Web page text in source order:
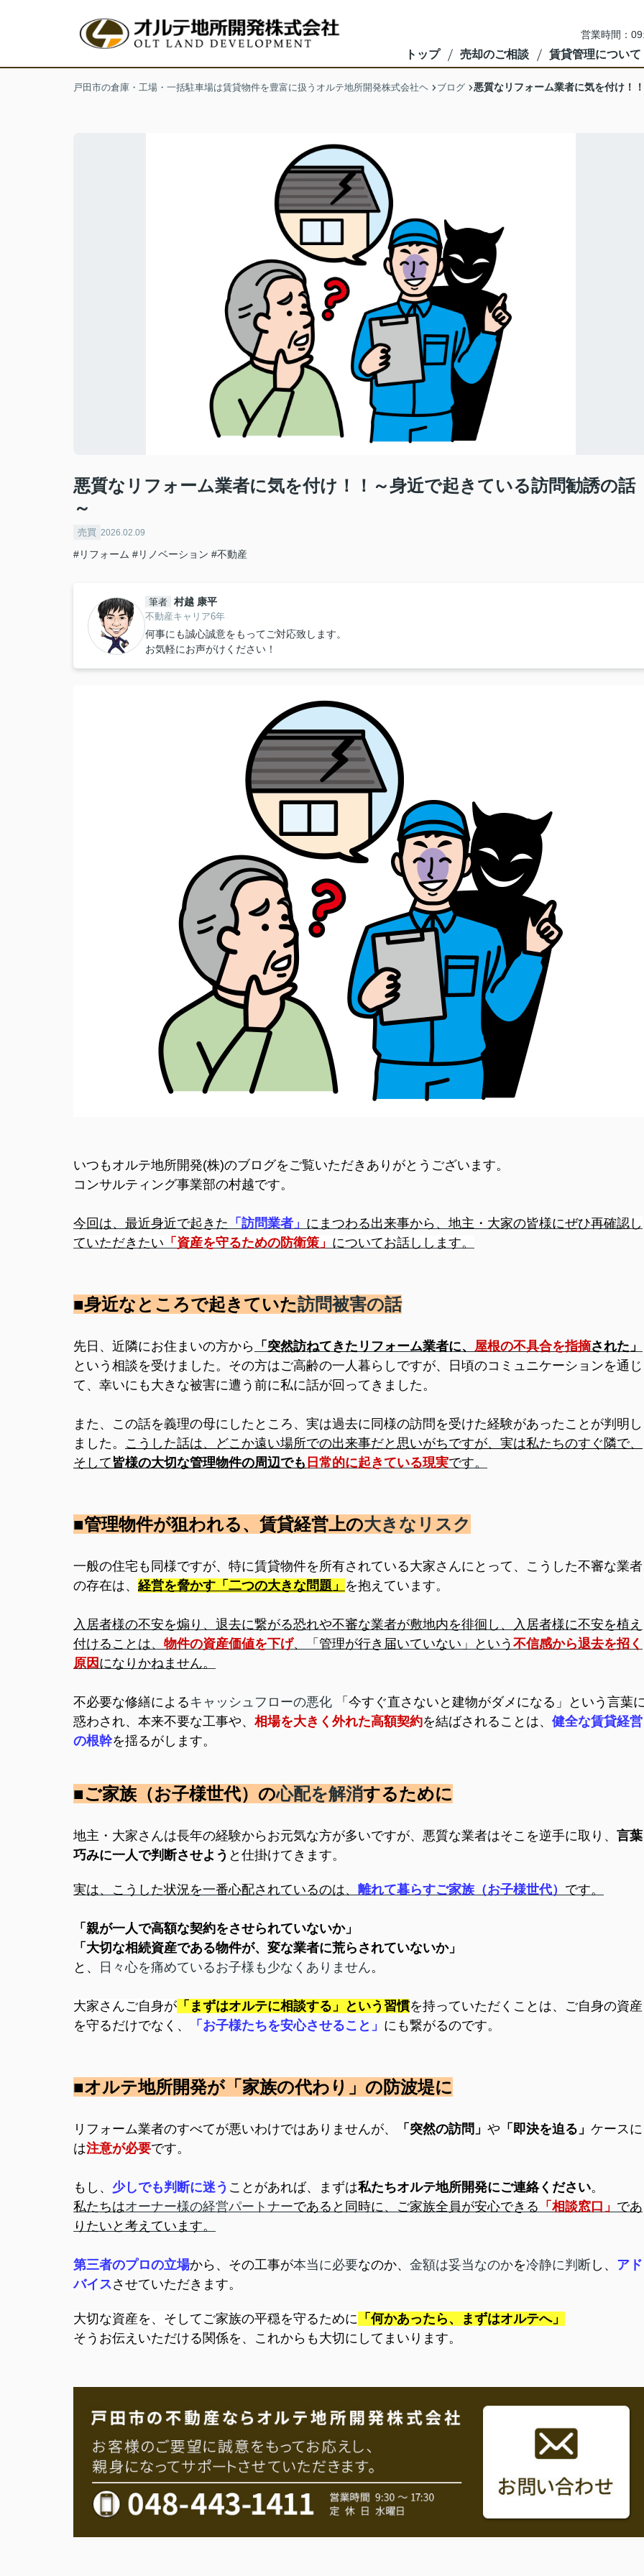
営業時間：
トップ 売却のご相談 賃貸管理について
戸田市の倉庫・工場・一括駐車場は賃貸物件を豊富に扱うオルテ地所開発株式会社ヘ ブログ 悪質なリフォーム業者に気を付け！
悪質なリフォーム業者に気を付け！！～身近で起きている訪問勧誘の話
～
売買 2026.02.09
#リフォーム #リノベーション #不動産
筆者 村越 康平
不動産キャリア6年
何事にも誠心誠意をもってご対応致します。
お気軽にお声がけください！
いつもオルテ地所開発(株)のブログをご覧いただきありがとうございます。
コンサルティング事業部の村越です。
今回は、最近身近で起きた 「訪問業者」 にまつわる出来事から、 地主・大家の皆様にぜひ再確認 し
ていただきたい 「資産を守るための防衛策」 についてお話しします。
■身近なところで起きていた訪問被害の話
先日、近隣にお住まいの方から 「突然訪ねてきたリフォーム業者に、 屋根の不具合を指摘された」
という相談を受けました。その方はご高齢の一人暮らしですが、日頃のコミュニケーションを通じ
て、 幸いにも大きな被害に遭う前に私に話が回ってきました。
また、この話を義理の母にしたところ、実は過去に同様の訪問を受けた経験があったことが判明し
ました。 こうした話は、どこか遠い場所での出来事だと思いがちですが、実は私たちのすぐ隣で、
そして皆様の大切な管理物件の周辺でも 日常的に起きている現実です。
■管理物件が狙われる、賃貸経営上の大きなリスク
一般の住宅も同様ですが、特に賃貸物件を所有されている大家さんにとって、こうした不審な業者
の存在は、 経営を脅かす 「二つの大きな問題」 を抱えています。
入居者様の不安を煽り、退去に繋がる恐れや不審な業者が敷地内を徘徊し、入居者様に不安を植え
付けることは、 物件の資産価値を下げ、「管理が行き届いていない」という 不信感から退去を招く
原因 になりかねません。
不必要な修繕によるキャッシュフローの悪化 「今すぐ直さないと建物がダメになる」という言葉
惑わされ、本来不要な工事や、 相場を大きく外れた高額契約を結ばされることは、 健全な賃貸経営
の根幹を揺るがします。
■ご家族（お子様世代）の心配を解消するために
地主・大家さんは長年の経験からお元気な方が多いですが、悪質な業者はそこを逆手に取り、 言葉
巧みに一人で判断させよう と仕掛けてきます。
実は、こうした状況を一番心配されているのは、 離れて暮らすご家族（お子様世代） です。
「親が一人で高額な契約をさせられていないか」
「大切な相続資産である物件が、変な業者に荒らされていないか」
と、
日々心を痛めているお子様も少なくありません。
大家さんご自身が 「まずはオルテに相談する」という習慣を持っていただくことは、ご自身の資産
を守るだけでなく、
「お子様たちを安心させること」 にも繋がるのです。
■オルテ地所開発が「家族の代わり」の防波堤に
リフォーム業者のすべてが悪いわけではありませんが、 「突然の訪問」 や 「即決を迫る」 ケースに
は注意が必要です。
もし、 少しでも判断に迷う ことがあれば、まずは私たちオルテ地所開発にご連絡ください。
私たちはオーナー様の経営パートナーであると同時に、ご家族全員が安心できる 「相談窓口」 であ
りたいと考えています。
第三者のプロの立場から、その工事が本当に必要なのか、 金額は妥当なのかを冷静に判断 し、 アド
バイスさせていただきます。
大切な資産を、そしてご家族の平穏を守るために 「何かあったら、まずはオルテへ」
そうお伝えいただける関係を、これからも大切にしてまいります。